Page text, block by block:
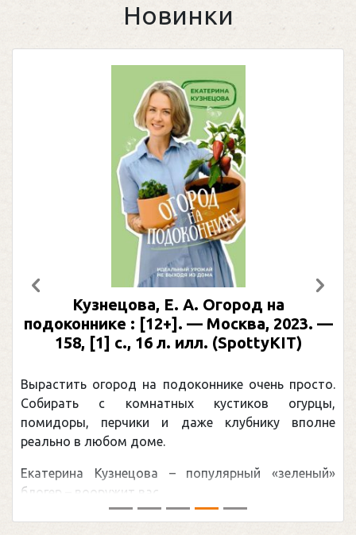
Новинки
Кузнецова, Е. А. Огород на
подоконнике : [12+]. — Москва, 2023. —
158, [1] с., 16 л. илл. (SpottyKIT)
Вырастить огород на подоконнике очень просто.
Собирать с комнатных кустиков огурцы,
помидоры, перчики и даже клубнику вполне
реально в любом доме.
Екатерина Кузнецова – популярный «зеленый»
блогер – вооружит вас ...
Предыдущий